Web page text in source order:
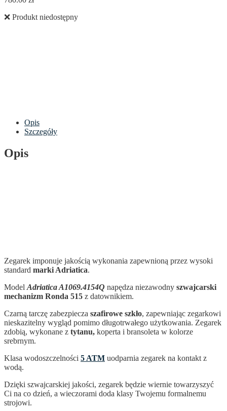
❌ Produkt niedostępny
Opis
Szczegóły
Opis
Zegarek imponuje jakością wykonania zapewnioną przez wysoki
standard marki Adriatica.
Model Adriatica A1069.4154Q napędza niezawodny szwajcarski
mechanizm Ronda 515 z datownikiem.
Czarną tarczę zabezpiecza szafirowe szkło, zapewniając zegarkowi
nieskazitelny wygląd pomimo długotrwałego użytkowania. Zegarek
zdobią, wykonane z tytanu, koperta i bransoleta w kolorze
srebrnym.
Klasa wodoszczelności 5 ATM uodparnia zegarek na kontakt z
wodą.
Dzięki szwajcarskiej jakości, zegarek będzie wiernie towarzyszyć
Ci na co dzień, a wieczorami doda klasy Twojemu formalnemu
strojowi.